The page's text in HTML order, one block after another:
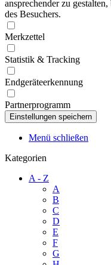
ansprechender zu
des Besuchers.
Merkzettel
Statistik & Tracking
Endgeräteerkennung
Partnerprogramm
Menü schließen
Kategorien
A - Z
A
B
C
D
E
F
G